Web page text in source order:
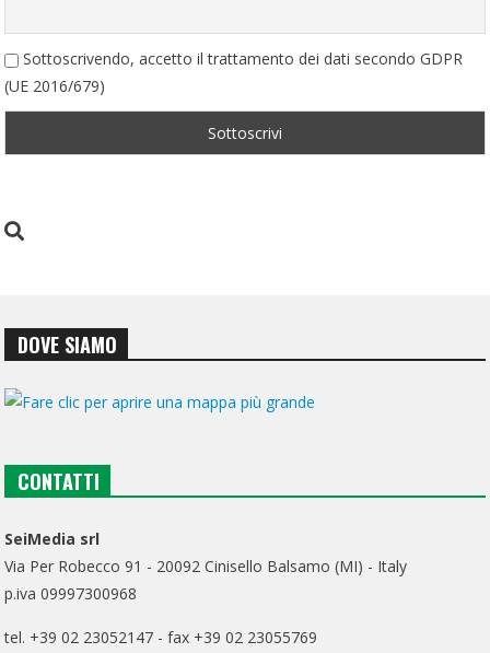
Sottoscrivendo, accetto il trattamento dei dati secondo GDPR
(UE 2016/679)
DOVE SIAMO
CONTATTI
SeiMedia srl
Via Per Robecco 91 - 20092 Cinisello Balsamo (MI) - Italy
p.iva 09997300968
tel. +39 02 23052147 - fax +39 02 23055769